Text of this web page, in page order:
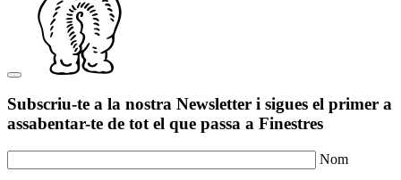
Subscriu-te a la nostra Newsletter i sigues el primer a
assabentar-te de tot el que passa a Finestres
Nom